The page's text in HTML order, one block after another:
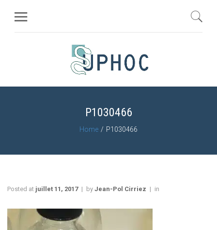
P1030466
Home P1030466
Posted at juillet 11, 2017 by Jean-Pol Cirriez in